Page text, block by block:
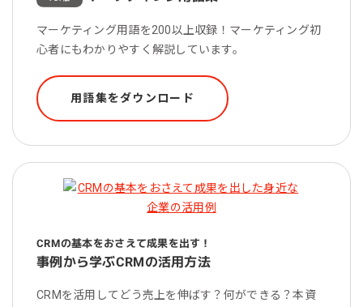
マーケティング用語を200以上収録！マーケティング初
心者にもわかりやすく解説しています。
用語集をダウンロード
CRMの基本をおさえて成果を出す！
事例から学ぶCRMの活用方法
CRMを活用してどう売上を伸ばす？何ができる？本資